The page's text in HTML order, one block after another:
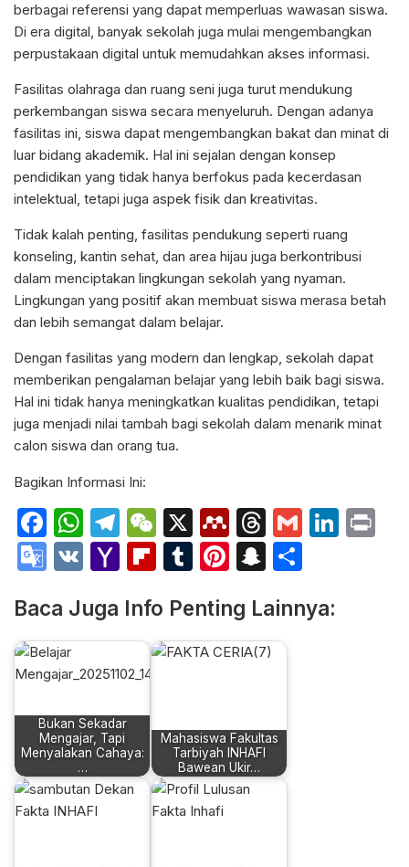
berbagai referensi yang dapat memperluas wawasan siswa.
Di era digital, banyak sekolah juga mulai mengembangkan
perpustakaan digital untuk memudahkan akses informasi.
Fasilitas olahraga dan ruang seni juga turut mendukung
perkembangan siswa secara menyeluruh. Dengan adanya
fasilitas ini, siswa dapat mengembangkan bakat dan minat di
luar bidang akademik. Hal ini sejalan dengan konsep
pendidikan yang tidak hanya berfokus pada kecerdasan
intelektual, tetapi juga aspek fisik dan kreativitas.
Tidak kalah penting, fasilitas pendukung seperti ruang
konseling, kantin sehat, dan area hijau juga berkontribusi
dalam menciptakan lingkungan sekolah yang nyaman.
Lingkungan yang positif akan membuat siswa merasa betah
dan lebih semangat dalam belajar.
Dengan fasilitas yang modern dan lengkap, sekolah dapat
memberikan pengalaman belajar yang lebih baik bagi siswa.
Hal ini tidak hanya meningkatkan kualitas pendidikan, tetapi
juga menjadi nilai tambah bagi sekolah dalam menarik minat
calon siswa dan orang tua.
Bagikan Informasi Ini:
Facebook
WhatsApp
Telegram
WeChat
X Mendeley
Threads
Gmail
Google
VK Yahoo
Flipboard
Tumblr
Pinterest
Snapchat
Baca Juga Info Penting Lainnya:
Bukan Sekadar
Mengajar, Tapi
Menyalakan Cahaya:
…
Mahasiswa Fakultas
Tarbiyah INHAFI
Bawean Ukir…